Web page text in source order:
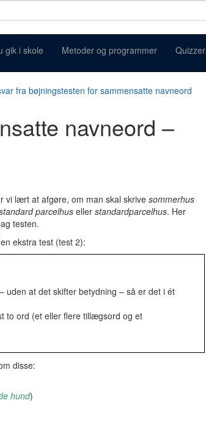
gik i skole Metoder og programmer Quizzer
fra bøjningstesten for sammensatte navneord
navneord –
vi lært at afgøre, om man skal skrive sommerhus
parcelhus eller standardparcelhus. Her
testen.
ekstra test (test 2):
uden at det skifter betydning – så er det i ét
to ord (et eller flere tillægsord og et
disse:
hund)